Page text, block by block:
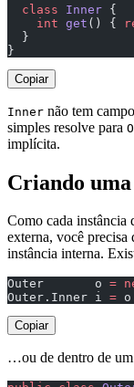
  class
Inner
    int
get () {
  }
}
Copiar
Inner não tem
simples resolve para
implícita.
Criando
Como cada instância
externa, você precisa
instância interna.
Outer       o =
Outer.Inner i =
Copiar
…ou de dentro de um